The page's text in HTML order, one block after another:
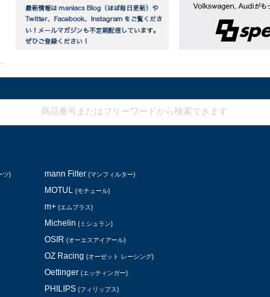
ツ) mann Filter (マンフィルター)
MOTUL (モチュール)
m+ (エムプラス)
Michelin (ミシュラン)
OSIR (オーエスアイアール)
OZ Racing (オーゼット レーシング)
Oettinger (エッティンガー)
PHILIPS (フィリップス)